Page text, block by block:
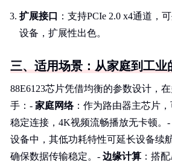
扩展接口
：支持PCIe 2.0 x4通道，
设备，扩展性出色。
三、适用场景：从家庭到工业
88E6123芯片凭借均衡的参数设计，
手：- 家庭网络：作为路由器主芯片
稳定连接，4K视频流畅播放无卡顿。-
设备中，其低功耗特性可延长设备续
确保数据传输稳定。- 边缘计算 ：搭